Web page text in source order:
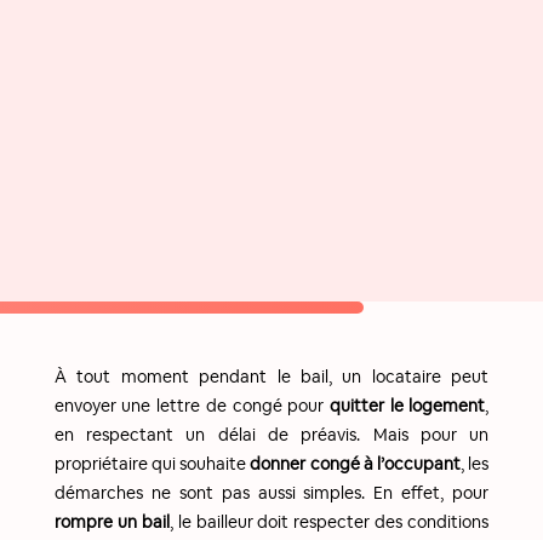
À tout moment pendant le bail, un locataire peut
envoyer une lettre de congé pour quitter le logement,
en respectant un délai de préavis. Mais pour un
propriétaire qui souhaitedonner congé à l’occupant, les
démarches ne sont pas aussi simples. En effet, pour
rompre un bail, le bailleur doit respecter des conditions